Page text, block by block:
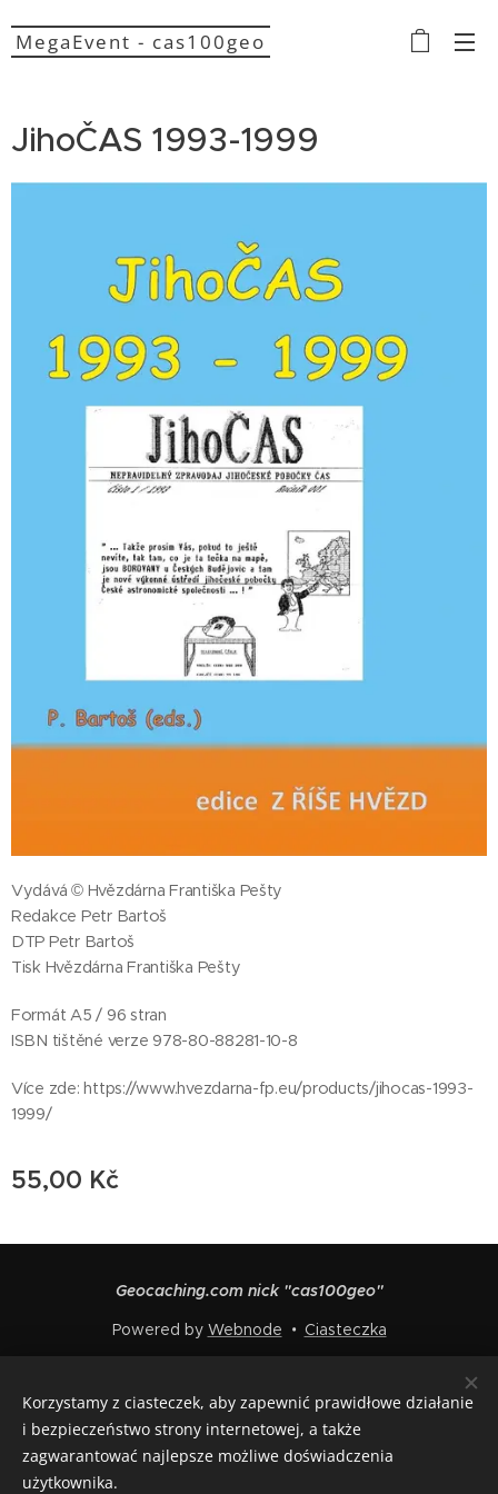
MegaEvent - cas100geo
JihoČAS 1993-1999
Vydává © Hvězdárna Františka Pešty
Redakce Petr Bartoš
DTP Petr Bartoš
Tisk Hvězdárna Františka Pešty
Formát A5 / 96 stran
ISBN tištěné verze 978-80-88281-10-8
Více zde: https://www.hvezdarna-fp.eu/products/jihocas-1993-
1999/
55,00 Kč
Geocaching.com nick "cas100geo"
Powered by Webnode Ciasteczka
Čeština
English Polski Deutsch Français
Español
Italiano
Korzystamy z ciasteczek, aby zapewnić prawidłowe działanie
i bezpieczeństwo strony internetowej, a także
zagwarantować najlepsze możliwe doświadczenia
użytkownika.